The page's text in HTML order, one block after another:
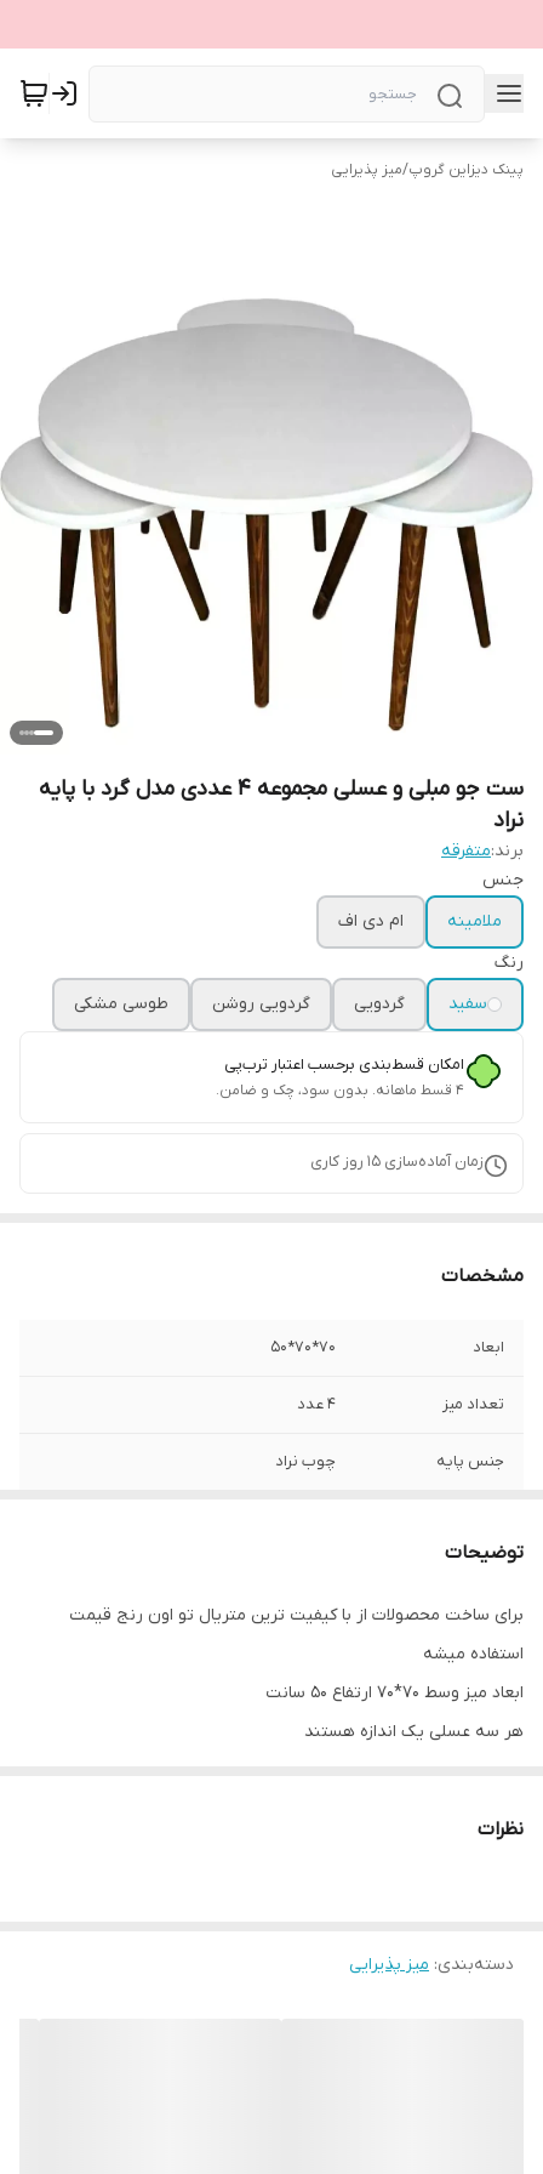
پینک دیزاین گروپ/میز پذیرایی
ست جو مبلی و عسلی مجموعه 4 عددی مدل گرد با پایه
نراد
برند:متفرقه
جنس
ملامینه
ام دی اف
رنگ
سفید
گردویی گردویی روشن طوسی مشکی
امکان قسط‌بندی برحسب اعتبار ترب‌پی
۴ قسط ماهانه. بدون سود، چک و ضامن.
زمان آماده‌سازی 15 روز کاری
مشخصات
ابعاد 70*70*50
تعداد میز 4 عدد
جنس پایه چوب نراد
ارتفاع عسلی 40
قطر عسلی
توضیحات
برای ساخت محصولات از با کیفیت ترین متریال تو اون رنج قیمت
استفاده میشه
ابعاد میز وسط 70*70 ارتفاع 50 سانت
هر سه عسلی یک اندازه هستند
نظرات
دسته‌بندی: میز پذیرایی